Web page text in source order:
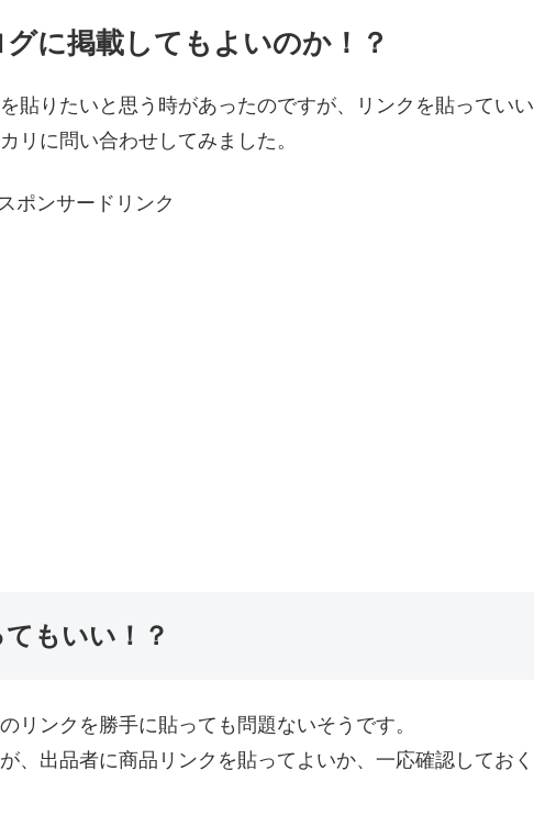
に掲載してもよいのか！？
貼りたいと思う時があったのですが、リンクを貼っていい
リに問い合わせしてみました。
ポンサードリンク
もいい！？
リンクを勝手に貼っても問題ないそうです。
、出品者に商品リンクを貼ってよいか、一応確認しておく